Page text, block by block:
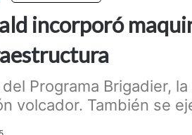
incorporó
Programa Brigadier,
volcador. También se